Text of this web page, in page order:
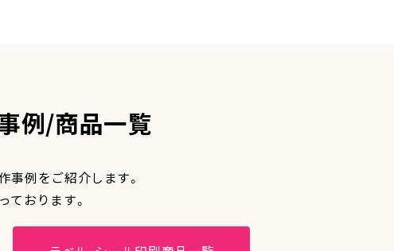
例/商品一覧
事例をご紹介します。
ております。